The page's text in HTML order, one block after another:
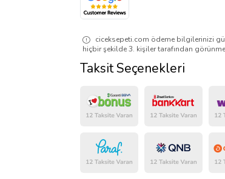
ciceksepeti.com ödeme bilgilerinizi
hiçbir şekilde 3. kişiler tarafından
Taksit Seçenekleri